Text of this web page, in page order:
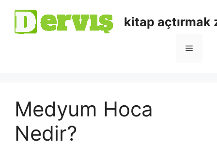
kitap açtırmak
Medyum Hoca
Nedir?